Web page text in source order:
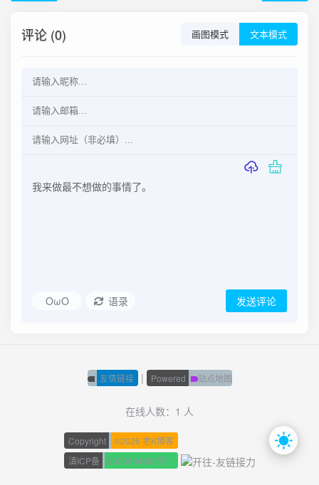
评论 (0) 画图模式 文本模式
OωO 语录 发送评论
友情链接 | Powered 站点地图
在线人数：1 人
Copyright ©2026 老K博客
滇ICP备
2023004682号-1